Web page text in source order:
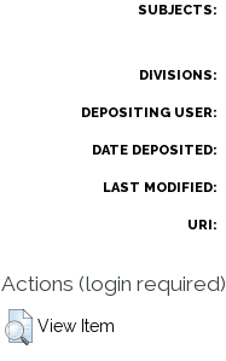
SUBJECTS:
DIVISIONS:
DEPOSITING USER:
DATE DEPOSITED:
LAST MODIFIED:
URI:
Actions (login required)
View Item